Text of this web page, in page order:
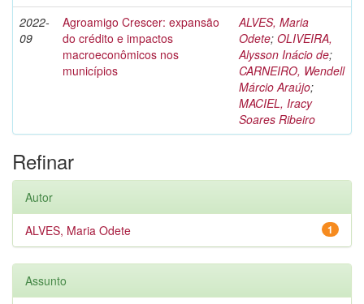
2022-
09
Agroamigo Crescer: expansão
do crédito e impactos
macroeconômicos nos
municípios
ALVES, Maria
Odete; OLIVEIRA,
Alysson Inácio de;
CARNEIRO, Wendell
Márcio Araújo;
MACIEL, Iracy
Soares Ribeiro
Refinar
Autor
1
ALVES, Maria Odete
Assunto